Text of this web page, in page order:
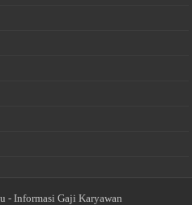
- Informasi Gaji Karyawan